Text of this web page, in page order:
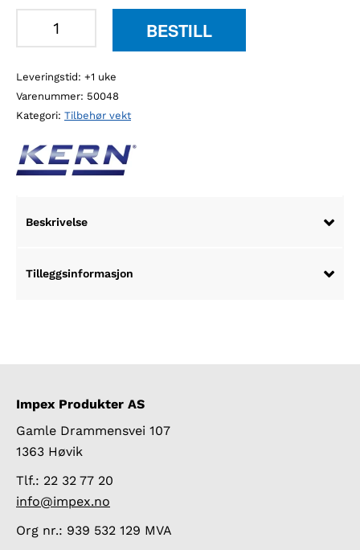
godkjenning
for
kjøp
og
salg
antall
BESTILL
Leveringstid: +1 uke
Varenummer: 50048
Kategori: Tilbehør vekt
Beskrivelse
Tilleggsinformasjon
Impex Produkter AS
Gamle Drammensvei 107
1363 Høvik
Tlf.: 22 32 77 20
info@impex.no
Org nr.: 939 532 129 MVA